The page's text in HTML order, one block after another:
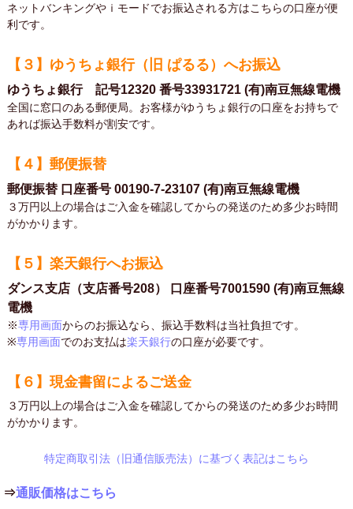
ネットバンキングやｉモードでお振込される方はこちらの口座が便
利です。
【３】ゆうちょ銀行（旧 ぱるる）へお振込
ゆうちょ銀行 記号12320 番号33931721 (有)南豆無線電機
全国に窓口のある郵便局。お客様がゆうちょ銀行の口座をお持ちで
あれば振込手数料が割安です。
【４】郵便振替
郵便振替 口座番号 00190-7-23107 (有)南豆無線電機
３万円以上の場合はご入金を確認してからの発送のため多少お時間
がかかります。
【５】楽天銀行へお振込
ダンス支店（支店番号208） 口座番号7001590 (有)南豆無線
電機
※専用画面からのお振込なら、振込手数料は当社負担です。
※専用画面でのお支払は楽天銀行の口座が必要です。
【６】現金書留によるご送金
３万円以上の場合はご入金を確認してからの発送のため多少お時間
がかかります。
特定商取引法（旧通信販売法）に基づく表記はこちら
⇒通販価格はこちら